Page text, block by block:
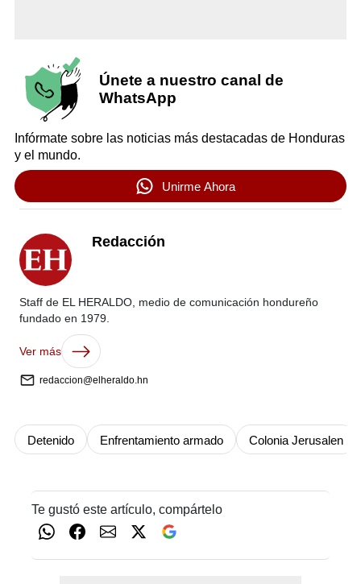
Únete a nuestro canal de
WhatsApp
Infórmate sobre las noticias más destacadas de Honduras
y el mundo.
Unirme Ahora
Redacción
Staff de EL HERALDO, medio de comunicación hondureño
fundado en 1979.
Ver más
redaccion@elheraldo.hn
Detenido Enfrentamiento armado Colonia Jerusalen
Te gustó este artículo, compártelo